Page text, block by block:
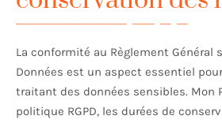
La conformité au Règlement Général
Données est un aspect essentiel
traitant des données sensibles. Mon
politique RGPD, les durées de